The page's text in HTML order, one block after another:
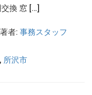
換 窓 […]
著者: 事務スタッフ
, 所沢市